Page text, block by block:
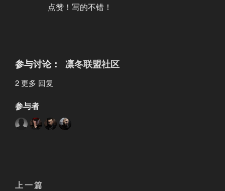
点赞！写的不错！
参与讨论： 凛冬联盟社区
2 更多 回复
参与者
文
上
上一篇